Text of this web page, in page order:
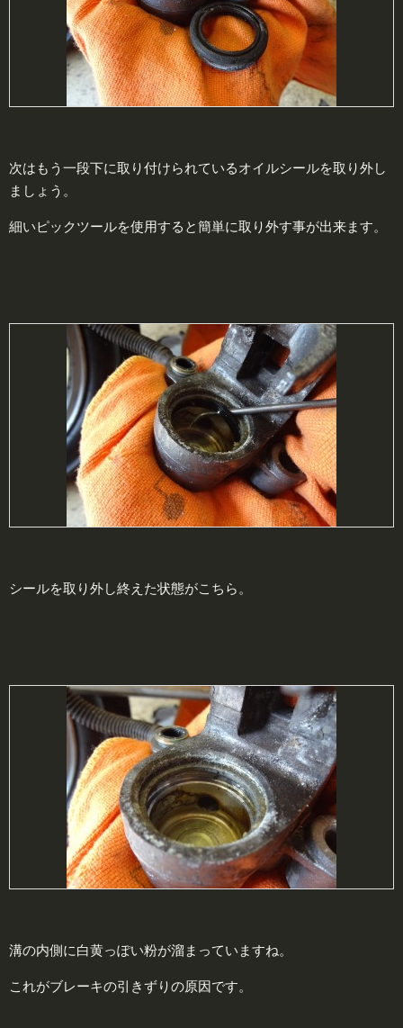
次はもう一段下に取り付けられているオイルシールを取り外し
ましょう。
細いピックツールを使用すると簡単に取り外す事が出来ます。
シールを取り外し終えた状態がこちら。
溝の内側に白黄っぽい粉が溜まっていますね。
これがブレーキの引きずりの原因です。